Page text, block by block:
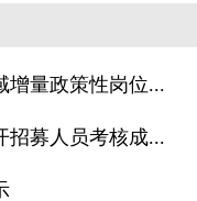
增量政策性岗位...
招募人员考核成...